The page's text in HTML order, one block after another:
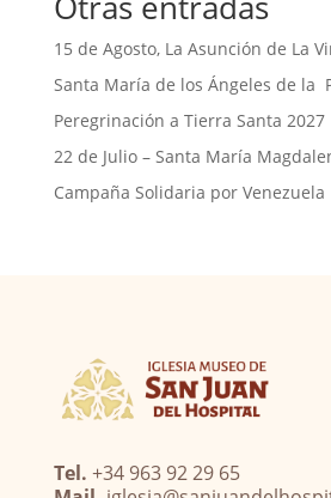
15 de Agosto, La Asunción de La
Santa María de los Ángeles de la
Peregrinación a Tierra Santa 2027
22 de Julio – Santa María
Campaña Solidaria por Venezuela
Tel. +34 963 92 29 65